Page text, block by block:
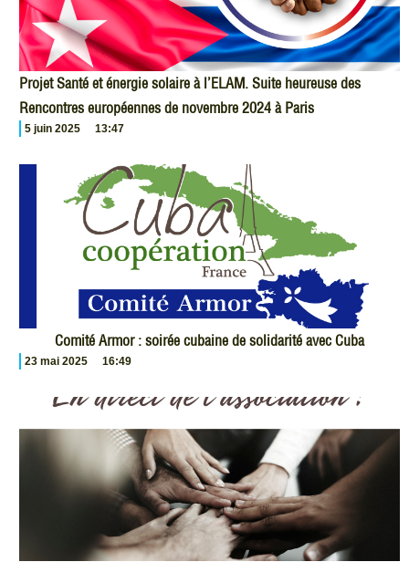
Projet Santé et énergie solaire à l’ELAM. Suite heureuse des
Rencontres européennes de novembre 2024 à Paris
5 juin 2025 13:47
Comité Armor : soirée cubaine de solidarité avec Cuba
23 mai 2025 16:49